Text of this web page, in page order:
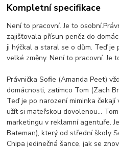
Kompletní specifikace
Není to pracovní. Je to
zajišťovala přísun peněz do
ji hýčkal a staral se o dům. Teď je
velké změny. Není to pracovní. Je
Právnička Sofie (Amanda Peet)
domácnosti, zatímco Tom (Zach
Teď je po narození miminka
užít si mateřskou dovolenou…
marketingu v reklamní agentuře.
Bateman), který od střední školy
Chipa jedinečná šance, jak se